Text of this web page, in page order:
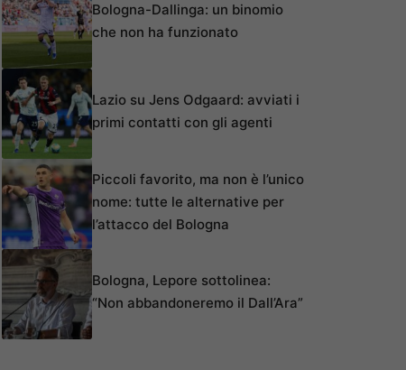
Bologna-Dallinga: un binomio
che non ha funzionato
Lazio su Jens Odgaard: avviati i
primi contatti con gli agenti
Piccoli favorito, ma non è l’unico
nome: tutte le alternative per
l’attacco del Bologna
Bologna, Lepore sottolinea:
“Non abbandoneremo il Dall’Ara”